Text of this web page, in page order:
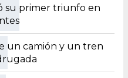
su primer triunfo en
un camión y un tren